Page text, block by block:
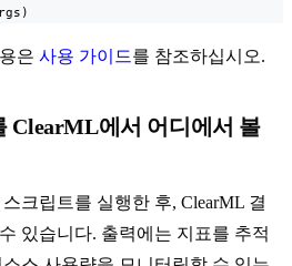
은 사용 가이드를 참조하십시오.
ClearML에서 어디에서 볼
크립트를 실행한 후, ClearML 결
있습니다. 출력에는 지표를 추적